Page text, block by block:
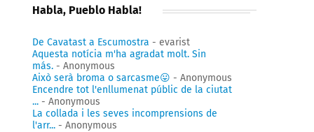
Habla, Pueblo Habla!
De Cavatast a Escumostra - evarist
Aquesta notícia m'ha agradat molt. Sin
más. - Anonymous
Això serà broma o sarcasme😛 - Anonymous
Encendre tot l'enllumenat públic de la ciutat
... - Anonymous
La collada i les seves incomprensions de
l'arr... - Anonymous